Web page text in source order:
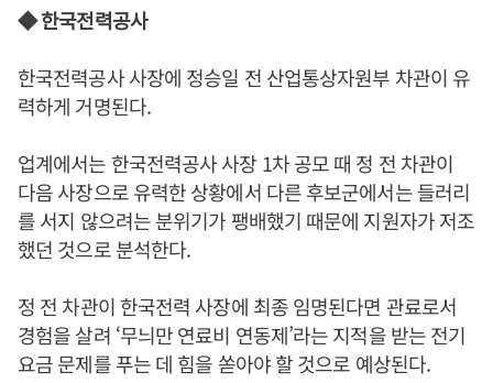
◆ 한국전력공사
한국전력공사 사장에 정승일 전 산업통상자원부 차관이 유
력하게 거명된다.
업계에서는 한국전력공사 사장 1차 공모 때 정 전 차관이
다음 사장으로 유력한 상황에서 다른 후보군에서는 들러리
를 서지 않으려는 분위기가 팽배했기 때문에 지원자가 저조
했던 것으로 분석한다.
정 전 차관이 한국전력 사장에 최종 임명된다면 관료로서
경험을 살려 ‘무늬만 연료비 연동제’라는 지적을 받는 전기
요금 문제를 푸는 데 힘을 쏟아야 할 것으로 예상된다.